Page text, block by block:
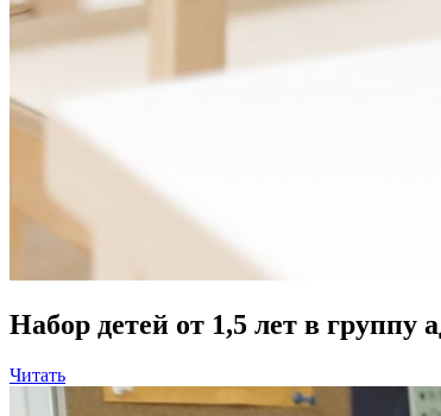
Набор детей от 1,5 лет в группу
Читать